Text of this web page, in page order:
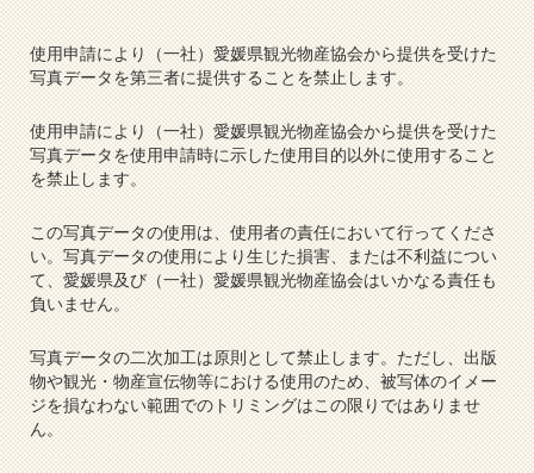
使用申請により（一社）愛媛県観光物産協会から提供を受けた
写真データを第三者に提供することを禁止します。
使用申請により（一社）愛媛県観光物産協会から提供を受けた
写真データを使用申請時に示した使用目的以外に使用すること
を禁止します。
この写真データの使用は、使用者の責任において行ってくださ
い。写真データの使用により生じた損害、または不利益につい
て、愛媛県及び（一社）愛媛県観光物産協会はいかなる責任も
負いません。
写真データの二次加工は原則として禁止します。ただし、出版
物や観光・物産宣伝物等における使用のため、被写体のイメー
ジを損なわない範囲でのトリミングはこの限りではありませ
ん。